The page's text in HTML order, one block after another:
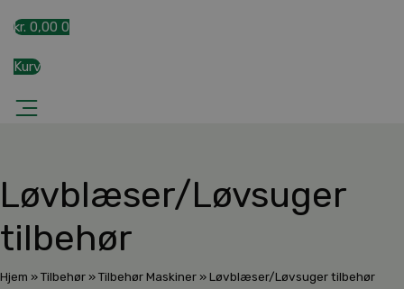
kr. 0,00 0
Kurv
Løvblæser/Løvsuger
tilbehør
Hjem »Tilbehør»Tilbehør Maskiner»Løvblæser/Løvsuger tilbehør